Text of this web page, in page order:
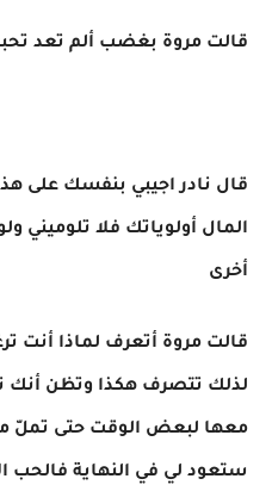
قالت مروة بغضب ألم تعد
قال نادر اجيبي بنفسك على
المال أولوياتك فلا تلوميني
أخرى
قالت مروة أتعرف لماذا أنت
لذلك تتصرف هكذا وتظن أنك
معها لبعض الوقت حتى تملّ
ستعود لي في النهاية فالحب